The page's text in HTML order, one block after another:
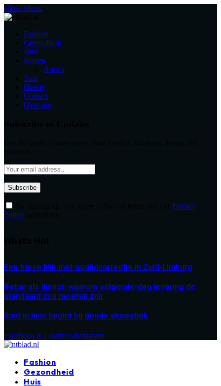
Close Menu
Fashion
Gezondheid
Huis
Reizen
Auto’s
Tuin
Overig
Contact
Over ons
Privacy
Policy
Een frisse blik met ooglidcorrectie in Zuid-Limburg
Beton als dienst: waarom volgende-dag levering de
standaard zou moeten zijn
Rust in huis begint bij goede akoestiek
Facebook X (Twitter) Instagram
Fashion
Gezondheid
Huis